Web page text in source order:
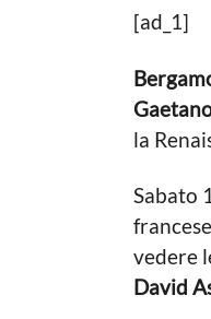
g
3
a
n
i
a
g
o
F
r
n
c
e
s
a
L
a
a
o
[ad_1]
la
Sabato
vedere
David